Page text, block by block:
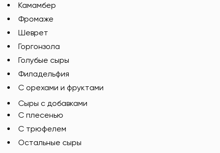
Камамбер
Фромаже
Шеврет
Горгонзола
Голубые сыры
Филадельфия
С орехами и фруктами
Сыры с добавками
C плесенью
С трюфелем
Остальные сыры